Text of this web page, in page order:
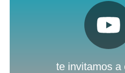
te invitamos a
Pulsa aquí